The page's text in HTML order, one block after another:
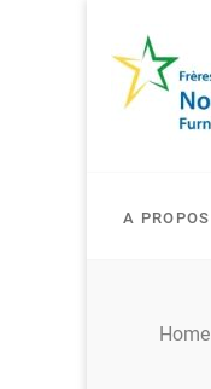
content
A PROPOS
Home